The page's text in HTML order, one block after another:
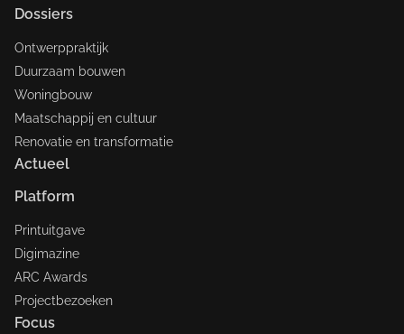
Dossiers
Ontwerppraktijk
Duurzaam bouwen
Woningbouw
Maatschappij en cultuur
Renovatie en transformatie
Actueel
Platform
Printuitgave
Digimazine
ARC Awards
Projectbezoeken
Focus